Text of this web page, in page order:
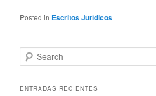
Posted in Escritos Jurìdicos
Search
ENTRADAS RECIENTES